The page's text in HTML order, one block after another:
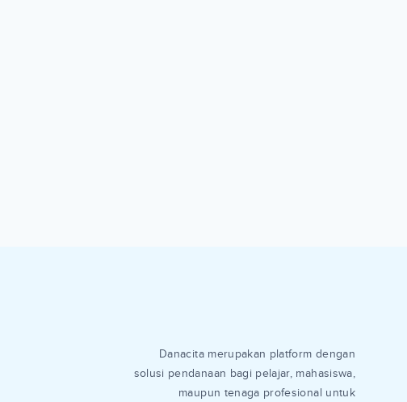
Danacita merupakan platform dengan
solusi pendanaan bagi pelajar, mahasiswa,
maupun tenaga profesional untuk